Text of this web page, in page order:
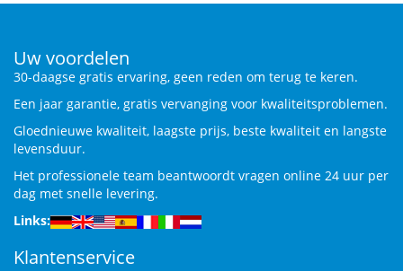
Uw voordelen
30-daagse gratis ervaring, geen reden om terug te keren.
Een jaar garantie, gratis vervanging voor kwaliteitsproblemen.
Gloednieuwe kwaliteit, laagste prijs, beste kwaliteit en langste
levensduur.
Het professionele team beantwoordt vragen online 24 uur per
dag met snelle levering.
Links:
Klantenservice